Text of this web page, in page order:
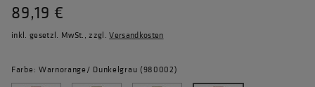
89,19 €
inkl. gesetzl. MwSt., zzgl.Versandkosten
Farbe: Warnorange/ Dunkelgrau (980002)